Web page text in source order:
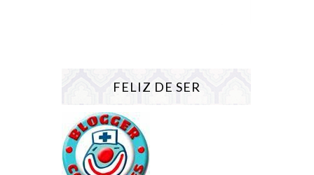
FELIZ DE SER